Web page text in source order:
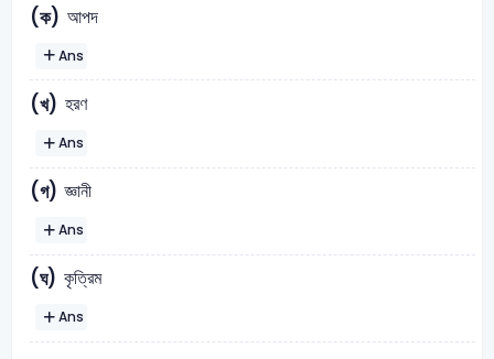
(ক) আপদ
Ans
(খ) হরণ
Ans
(গ) জ্ঞানী
Ans
(ঘ) কৃত্রিম
Ans